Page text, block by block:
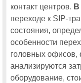
На московской
данных будет
Расширение
Участники Cisco
Контакт-центр
МОИ КОНТАКТЫ
контакт центров. В
переходе к SIP-
состояния,
особенности
головных офисов,
анализируются
оборудование,